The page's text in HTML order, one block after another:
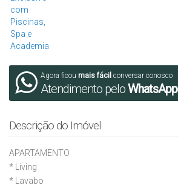
Agora ficou mais fácil conversar conosco
Atendimento peloWhatsApp
Descrição do Imóvel
APARTAMENTO
* ⁠Living
* ⁠Lavabo